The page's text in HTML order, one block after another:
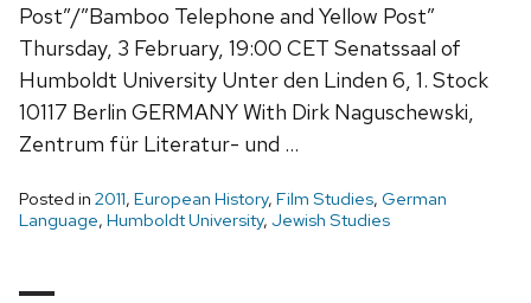
Post”/”Bamboo Telephone and Yellow Post”
Thursday, 3 February, 19:00 CET Senatssaal of
Humboldt University Unter den Linden 6, 1. Stock
10117 Berlin GERMANY With Dirk Naguschewski,
Zentrum für Literatur- und …
Posted in 2011, European History, Film Studies, German
Language, Humboldt University, Jewish Studies